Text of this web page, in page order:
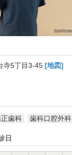
寺5丁目3-45 [地図]
歯科 歯科口腔外科
日